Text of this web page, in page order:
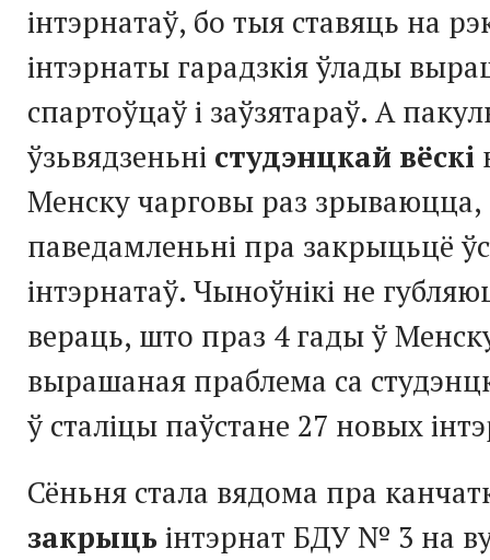
інтэрнатаў, бо тыя ставяць на
інтэрнаты гарадзкія ўлады
спартоўцаў і заўзятараў. А
ўзьвядзеньні студэнцкай вёскі
Менску чарговы раз
паведамленьні пра закрыцьцё
інтэрнатаў. Чыноўнікі не
вераць, што праз 4 гады ў
вырашаная праблема са
ў сталіцы паўстане 27 новых
Сёньня стала вядома пра
закрыцьінтэрнат БДУ № 3 на